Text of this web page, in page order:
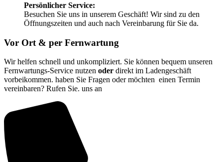
Persönlicher Service:
Besuchen Sie uns in unserem Geschäft! Wir sind zu den
Öffnungszeiten und auch nach Vereinbarung für Sie da.
Vor Ort & per Fernwartung
Wir helfen schnell und unkompliziert. Sie können bequem unseren
Fernwartungs-Service nutzen oder direkt im Ladengeschäft
vorbeikommen. haben Sie Fragen oder möchten einen Termin
vereinbaren? Rufen Sie. uns an